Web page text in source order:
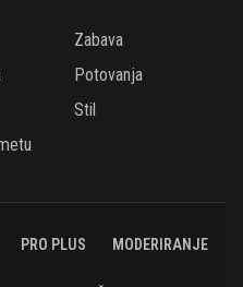
Zabava
Potovanja
Stil
PRO PLUS MODERIRANJE